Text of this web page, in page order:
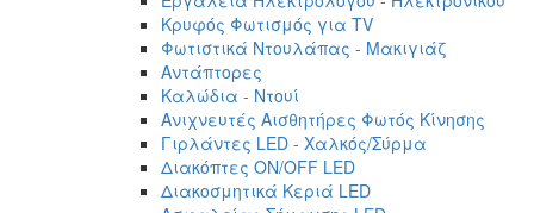
Κρυφός Φωτισμός για TV
Φωτιστικά Ντουλάπας - Μακιγιάζ
Αντάπτορες
Καλώδια - Ντουί
Ανιχνευτές Αισθητήρες Φωτός Κίνησης
Γιρλάντες LED - Χαλκός/Σύρμα
Διακόπτες ON/OFF LED
Διακοσμητικά Κεριά LED